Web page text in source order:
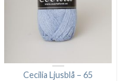
Cecilia Ljusblå – 65